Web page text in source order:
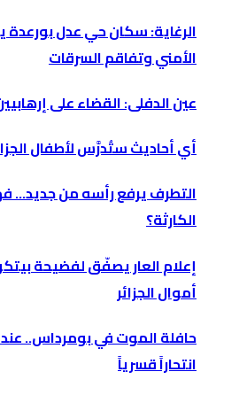
الرغاية: سكان حي عدل بورعدة
الأمني وتفاقم السرقات
عين الدفلى: القضاء على
أي أحاديث ستُدرَّس لأطفال
التطرف يرفع رأسه من جديد…
الكارثة؟
إعلام العار يصفّق لفضيحة
أموال الجزائر
حافلة الموت في بومرداس..
انتحاراً قسرياً